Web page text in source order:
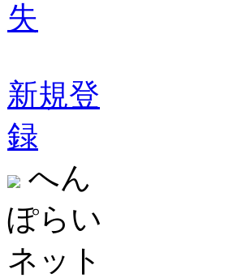
失
新規登
録
へん
ぽらい
ネット